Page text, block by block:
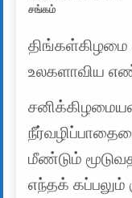
சங்கம்
உலகளாவிய
மீண்டும்
எந்தக் கப்பலும்